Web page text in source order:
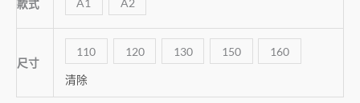
款式
尺寸
110 120 130 150 160
清除